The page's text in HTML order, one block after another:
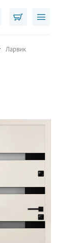
Ларвик